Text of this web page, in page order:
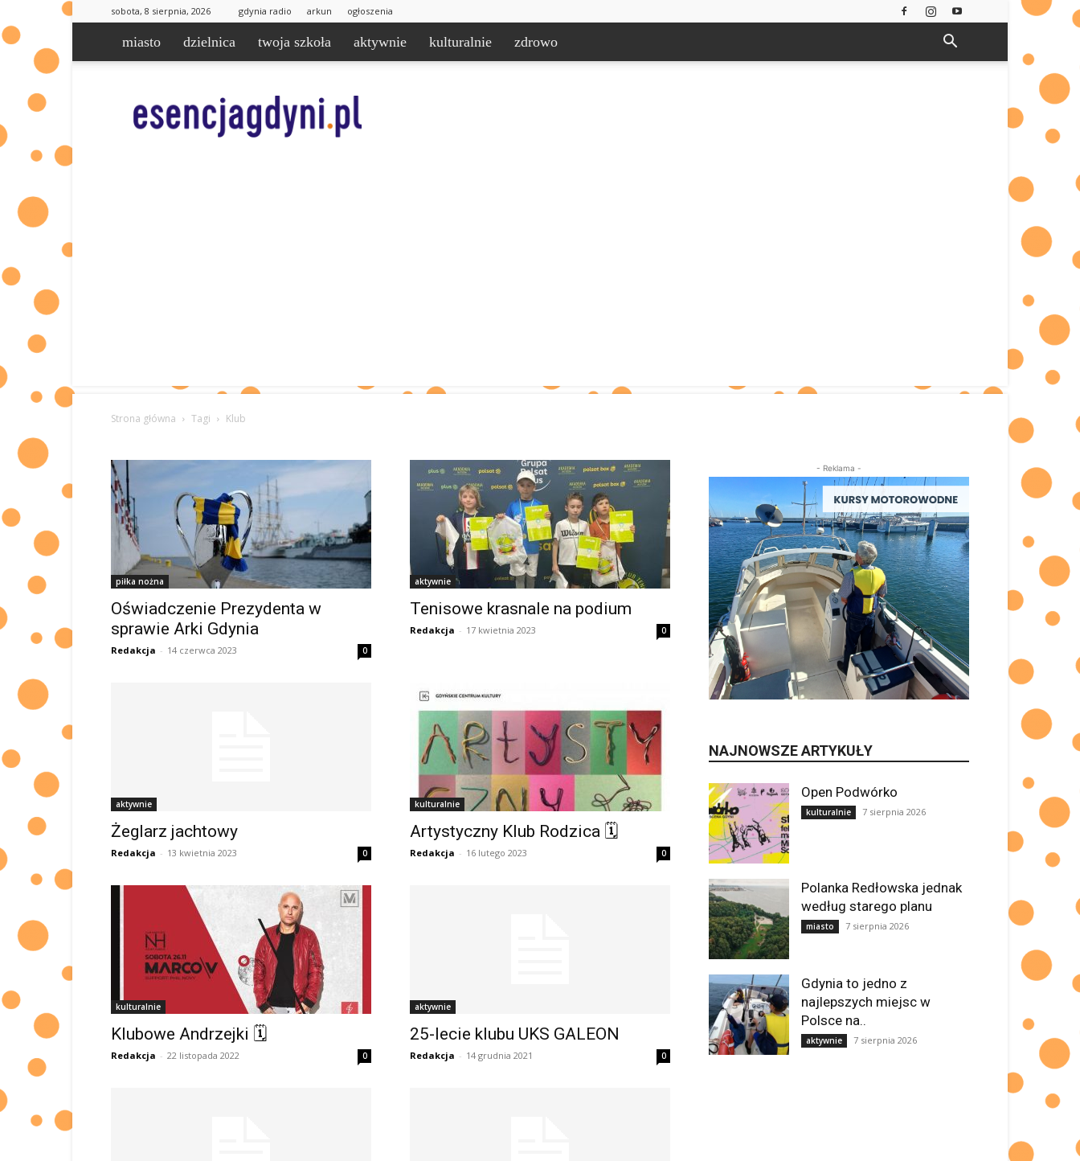
sobota, 8 sierpnia, 2026 gdynia radio arkun ogłoszenia
miasto dzielnica twoja szkoła aktywnie kulturalnie zdrowo
|
informacje
Strona główna Tagi Klub
piłka nożna
Oświadczenie Prezydenta w
sprawie Arki Gdynia
Redakcja - 14 czerwca 2023 0
aktywnie
Tenisowe krasnale na podium
Redakcja - 17 kwietnia 2023 0
aktywnie
Żeglarz jachtowy
Redakcja - 13 kwietnia 2023 0
kulturalnie
Artystyczny Klub Rodzica 🗓
Redakcja - 16 lutego 2023 0
kulturalnie
Klubowe Andrzejki 🗓
Redakcja - 22 listopada 2022 0
aktywnie
25-lecie klubu UKS GALEON
Redakcja - 14 grudnia 2021 0
- Reklama -
NAJNOWSZE ARTYKUŁY
Open Podwórko
kulturalnie 7 sierpnia 2026
Polanka Redłowska jednak
według starego planu
miasto 7 sierpnia 2026
Gdynia to jedno z
najlepszych miejsc w
Polsce na..
aktywnie 7 sierpnia 2026